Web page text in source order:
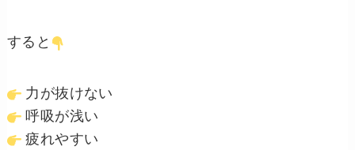
すると
力が抜けない
呼吸が浅い
疲れやすい